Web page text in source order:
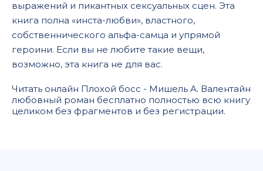
выражений и пикантных сексуальных сцен. Эта
книга полна «инста-любви», властного,
собственнического альфа-самца и упрямой
героини. Если вы не любите такие вещи,
возможно, эта книга не для вас.
Читать онлайн Плохой босс - Мишель А. Валентайн
любовный роман бесплатно полностью всю книгу
целиком без фрагментов и без регистрации.